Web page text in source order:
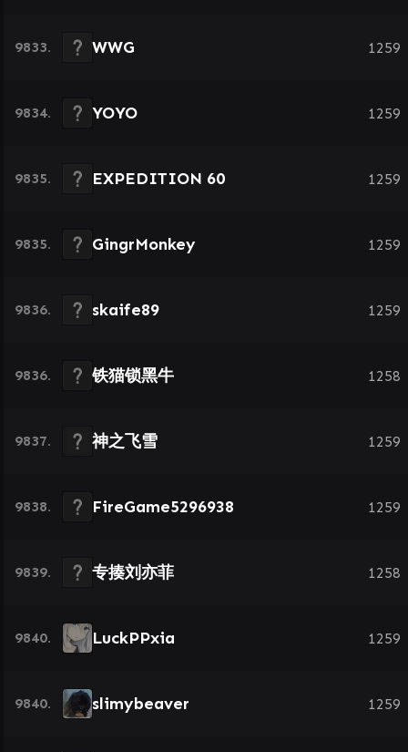
9833. WWG 1259
9834. YOYO 1259
9835. EXPEDITION 60 1259
9835. GingrMonkey 1259
9836. skaife89 1259
9836. 铁猫锁黑牛 1258
9837. 神之飞雪 1259
9838. FireGame5296938 1259
9839. 专揍刘亦菲 1258
9840. LuckPPxia 1259
9840. slimybeaver 1259